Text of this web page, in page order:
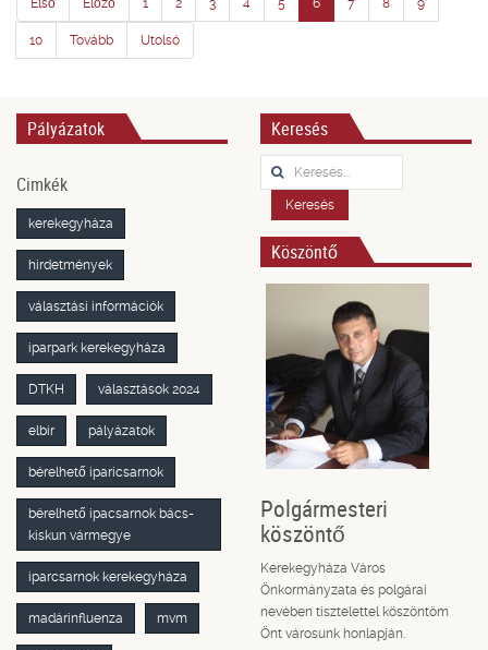
10 Tovább Utolsó
Pályázatok
Cimkék
kerekegyháza
hirdetmények
választási információk
iparpark kerekegyháza
DTKH választások 2024
elbir pályázatok
bérelhető iparicsarnok
bérelhető ipacsarnok bács-
kiskun vármegye
iparcsarnok kerekegyháza
madárinfluenza mvm
Keresés
Keresés...
Keresés
Köszöntő
Polgármesteri
köszöntő
Kerekegyháza Város
Önkormányzata és polgárai
nevében tisztelettel köszöntöm
Önt városunk honlapján.